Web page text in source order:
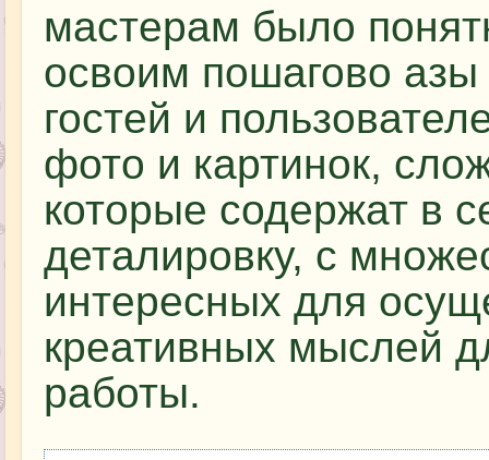
мастерам было
освоим пошагово
гостей и
фото и картинок,
которые содержат в
деталировку, с
интересных для
креативных мыслей
работы.